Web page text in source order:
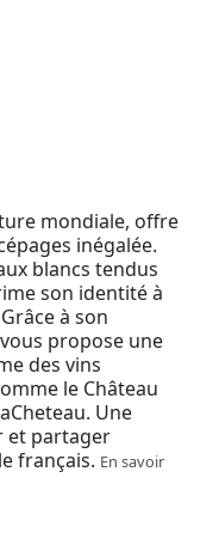
mondiale, offre
inégalée.
blancs tendus
son identité à
à son
propose une
des vins
le Château
Une
et partager
français. En savoir